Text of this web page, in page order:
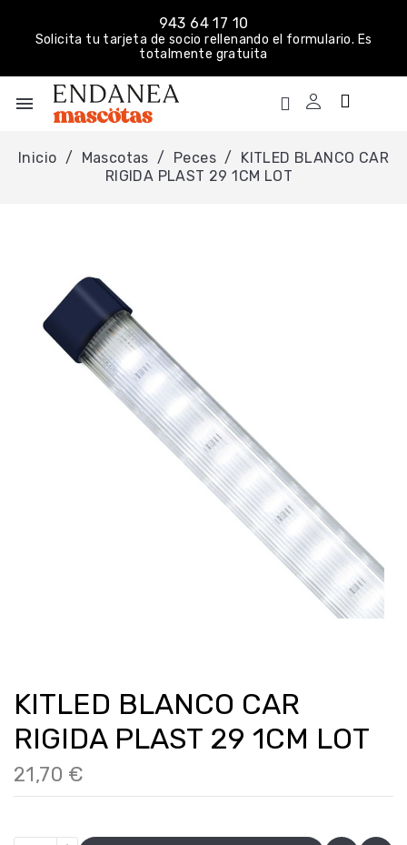
943 64 17 10
Solicita tu tarjeta de socio rellenando el formulario. Es
totalmente gratuita
menu
Inicio Mascotas Peces
KITLED BLANCO CAR
RIGIDA PLAST 29 1CM LOT
KITLED BLANCO CAR
RIGIDA PLAST 29 1CM LOT
21,70 €